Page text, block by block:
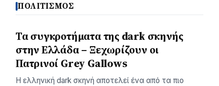
ΠΟΛΙΤΙΣΜΟΣ
Τα συγκροτήματα της dark σκηνής
στην Ελλάδα – Ξεχωρίζουν οι
Πατρινοί Grey Gallows
Η ελληνική dark σκηνή αποτελεί ένα από τα πιο